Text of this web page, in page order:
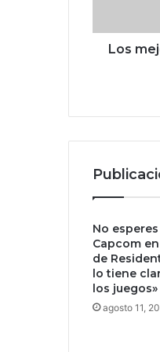
e
í
o
s
b
i
e
r
t
o
Los
No
Capcom
de
lo tiene
los juegos»
agosto 11,